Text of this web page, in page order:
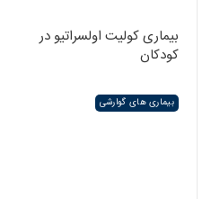
بیماری کولیت اولسراتیو در
کودکان
بیماری های گوارشی